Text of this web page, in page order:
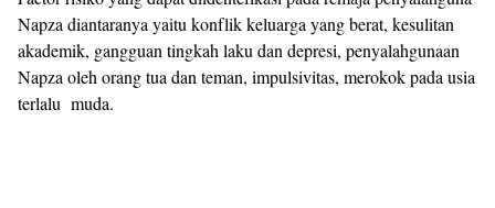
Napza diantaranya yaitu konflik keluarga yang berat, kesulitan
akademik, gangguan tingkah laku dan depresi, penyalahgunaan
Napza oleh orang tua dan teman, impulsivitas, merokok pada usia
terlalu muda.